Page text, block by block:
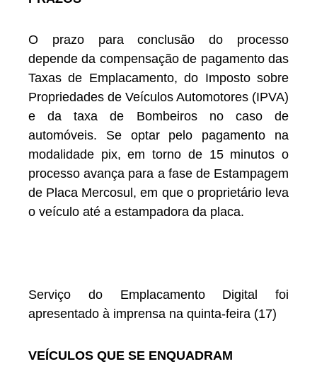
O prazo para conclusão do processo
depende da compensação de pagamento das
Taxas de Emplacamento, do Imposto sobre
Propriedades de Veículos Automotores (IPVA)
e da taxa de Bombeiros no caso de
automóveis. Se optar pelo pagamento na
modalidade pix, em torno de 15 minutos o
processo avança para a fase de Estampagem
de Placa Mercosul, em que o proprietário leva
o veículo até a estampadora da placa.
Serviço do Emplacamento Digital foi
apresentado à imprensa na quinta-feira (17)
VEÍCULOS QUE SE ENQUADRAM